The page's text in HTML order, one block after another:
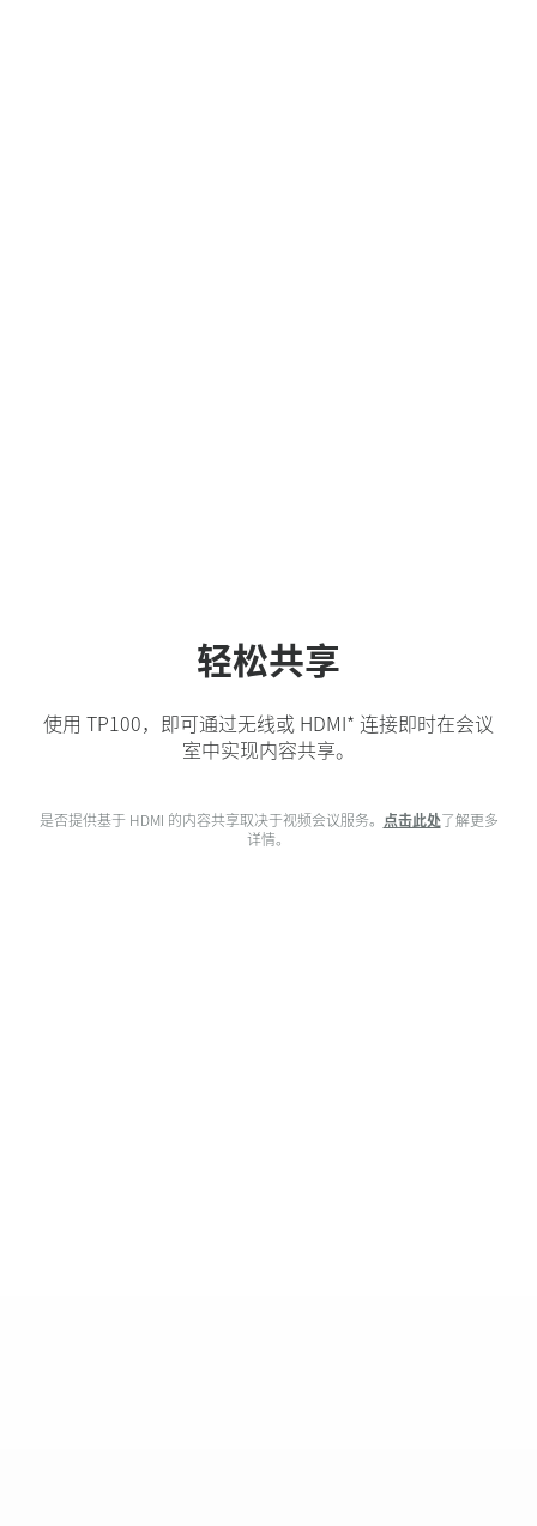
轻松共享
使用 TP100，即可通过无线或 HDMI* 连接即时在会议
室中实现内容共享。
是否提供基于 HDMI 的内容共享取决于视频会议服务。 点击此处了解更多
详情。